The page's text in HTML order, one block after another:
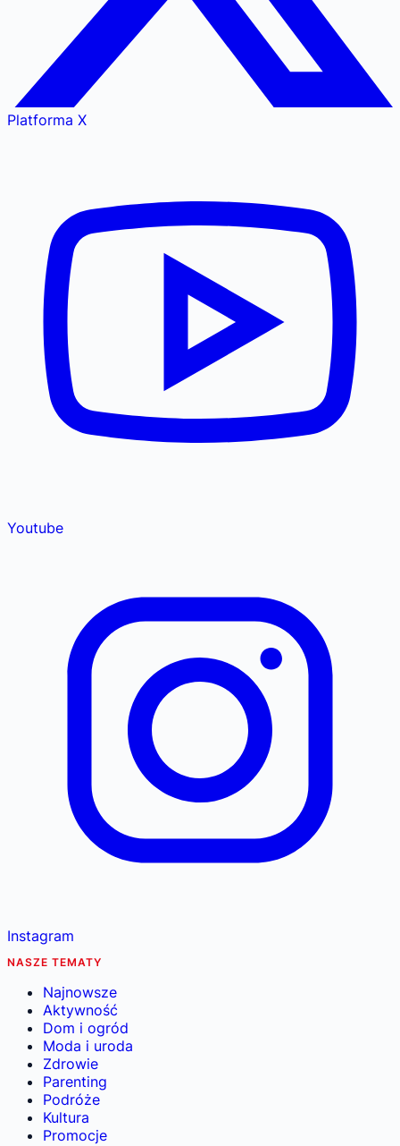
Platforma X
Youtube
Instagram
NASZE TEMATY
Najnowsze
Aktywność
Dom i ogród
Moda i uroda
Zdrowie
Parenting
Podróże
Kultura
Promocje